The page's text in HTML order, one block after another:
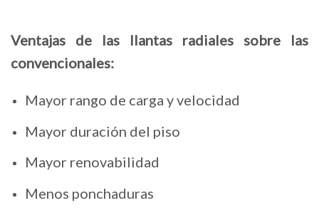
Ventajas de las llantas radiales sobre las
convencionales:
Mayor rango de carga y velocidad
Mayor duración del piso
Mayor renovabilidad
Menos ponchaduras